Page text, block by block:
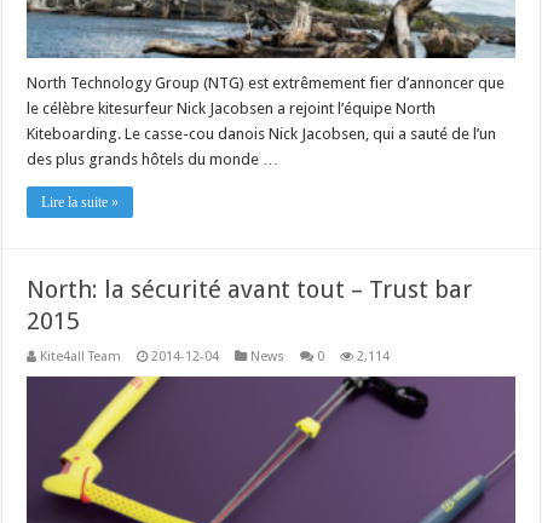
North Technology Group (NTG) est extrêmement fier d’annoncer que
le célèbre kitesurfeur Nick Jacobsen a rejoint l’équipe North
Kiteboarding. Le casse-cou danois Nick Jacobsen, qui a sauté de l’un
des plus grands hôtels du monde …
Lire la suite »
North: la sécurité avant tout – Trust bar
2015
Kite4all Team 2014-12-04 News 0 2,114